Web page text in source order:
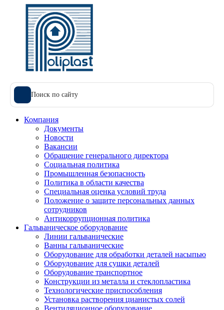
Поиск по сайту
Компания
Документы
Новости
Вакансии
Обращение генерального директора
Социальная политика
Промышленная безопасность
Политика в области качества
Специальная оценка условий труда
Положение о защите персональных данных
сотрудников
Антикоррупционная политика
Гальваническое оборудование
Линии гальванические
Ванны гальванические
Оборудование для обработки деталей насыпью
Оборудование для сушки деталей
Оборудование транспортное
Конструкции из металла и стеклопластика
Технологические приспособления
Установка растворения цианистых солей
Вентиляционное оборудование